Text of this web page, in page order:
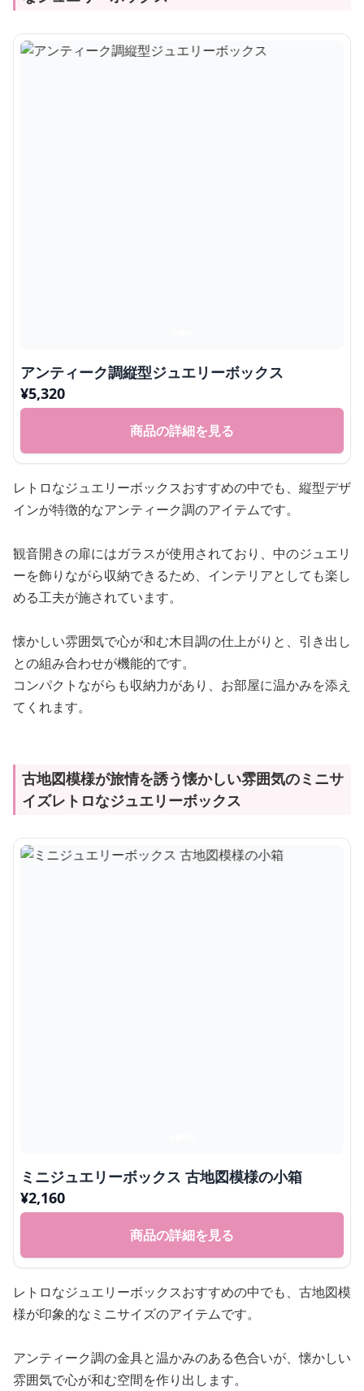
アンティーク調縦型ジュエリーボックス
¥5,320
商品の詳細を見る
レトロなジュエリーボックスおすすめの中でも、縦型デザ
インが特徴的なアンティーク調のアイテムです。
観音開きの扉にはガラスが使用されており、中のジュエリ
ーを飾りながら収納できるため、インテリアとしても楽し
める工夫が施されています。
懐かしい雰囲気で心が和む木目調の仕上がりと、引き出し
との組み合わせが機能的です。
コンパクトながらも収納力があり、お部屋に温かみを添え
てくれます。
古地図模様が旅情を誘う懐かしい雰囲気のミニサ
イズレトロなジュエリーボックス
ミニジュエリーボックス 古地図模様の小箱
¥2,160
商品の詳細を見る
レトロなジュエリーボックスおすすめの中でも、古地図模
様が印象的なミニサイズのアイテムです。
アンティーク調の金具と温かみのある色合いが、懐かしい
雰囲気で心が和む空間を作り出します。